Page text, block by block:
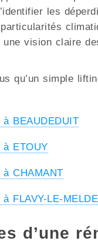
les
une vision claire
qu’un simple
BEAUDEDUIT
ETOUY
CHAMANT
FLAVY-LE-
d’une